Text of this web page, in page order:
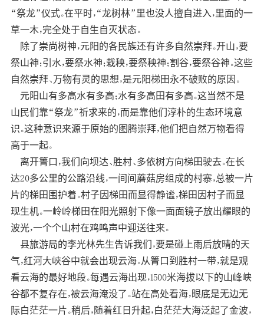
“祭龙”仪式。在平时，“龙树林”里也没人擅自进入，里面的一
草一木，完全处于自生自灭状态。
除了崇尚树神，元阳的各民族还有许多自然崇拜。开山，要
祭山神；引水，要祭水神；栽秧，要祭秧神；割谷，要祭谷神。这些
自然崇拜、万物有灵的思想，是元阳梯田永不破败的原因。
元阳山有多高水有多高；水有多高田有多高。这当然不是
山民们靠“祭龙”祈求来的，而是靠他们淳朴的生态环境意
识。这种意识来源于原始的图腾崇拜，他们把自然万物看得
高于一起。
离开箐口，我们向坝达、胜村、多依树方向梯田驶去。在长
达20多公里的公路沿线，一间间蘑菇房组成的村寨，总被一片
片的梯田围护着。村子因梯田而显得静谧，梯田因村子而显
现生机。一岭岭梯田在阳光照射下像一面面镜子放出耀眼的
波光，一个个山村在鸡鸣声中迎送往来。
县旅游局的李光林先生告诉我们，要是碰上雨后放晴的天
气，红河大峡谷中就会出现云海。从箐口到胜村一带，就是观
看云海的最好地段。每遇云海出现，1500米海拔以下的山峰峡
谷都不复存在，被云海淹没了。站在高处看海，眼底是无边无
际白茫茫一片。稍后，随着红日升起，白茫茫大海泛起了金波，